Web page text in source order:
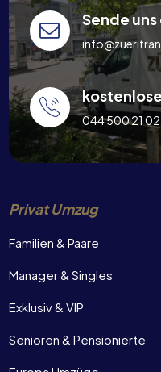
Sende uns
044 500 21 02
Privat Umzug
Familien & Paare
Manager & Singles
Exklusiv & VIP
Senioren & Pensionierte